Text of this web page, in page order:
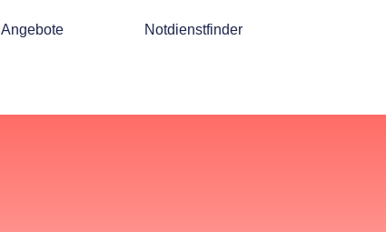
Angebote Notdienstfinder